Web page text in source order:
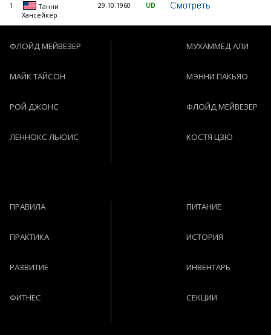
1
Танни
Хансейкер
29.10.1960 UD
ФЛОЙД МЕЙВЕЗЕР
МАЙК ТАЙСОН
РОЙ ДЖОНС
ЛЕННОКС ЛЬЮИС
МУХАММЕД АЛИ
МЭННИ ПАКЬЯО
ФЛОЙД МЕЙВЕЗЕР
КОСТЯ ЦЗЮ
ПРАВИЛА
ПРАКТИКА
РАЗВИТИЕ
ФИТНЕС
ПИТАНИЕ
ИСТОРИЯ
ИНВЕНТАРЬ
СЕКЦИИ